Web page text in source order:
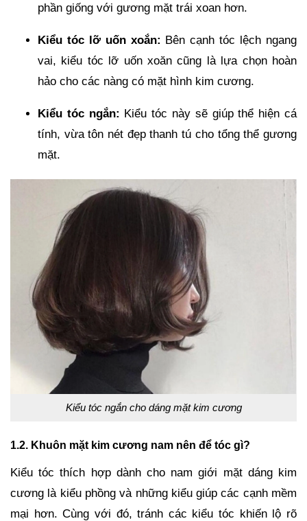
phần giống với gương mặt trái xoan hơn.
Kiểu tóc lỡ uốn xoắn: Bên cạnh tóc lệch ngang
vai, kiểu tóc lỡ uốn xoăn cũng là lựa chọn hoàn
hảo cho các nàng có mặt hình kim cương.
Kiểu tóc ngắn: Kiểu tóc này sẽ giúp thể hiện cá
tính, vừa tôn nét đẹp thanh tú cho tổng thể gương
mặt.
Kiểu tóc ngắn cho dáng mặt kim cương
1.2. Khuôn mặt kim cương nam nên để tóc gì?
Kiểu tóc thích hợp dành cho nam giới mặt dáng kim
cương là kiểu phồng và những kiểu giúp các cạnh mềm
mại hơn. Cùng với đó, tránh các kiểu tóc khiến lộ rõ